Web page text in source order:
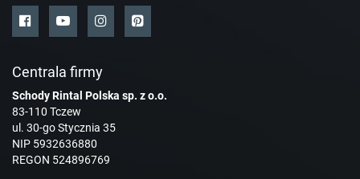
Centrala firmy
Schody Rintal Polska sp. z o.o.
83-110 Tczew
ul. 30-go Stycznia 35
NIP 5932636880
REGON 524896769